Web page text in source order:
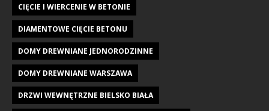
CIĘCIE I WIERCENIE W BETONIE
DIAMENTOWE CIĘCIE BETONU
DOMY DREWNIANE JEDNORODZINNE
DOMY DREWNIANE WARSZAWA
DRZWI WEWNĘTRZNE BIELSKO BIAŁA